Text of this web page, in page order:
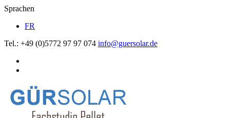
Sprachen
FR
Tel.: +49 (0)5772 97 97 074 info@guersolar.de